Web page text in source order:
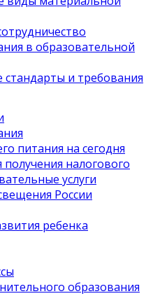
в образовательной
и требования
питания на сегодня
получения налогового
услуги
России
ребенка
образования